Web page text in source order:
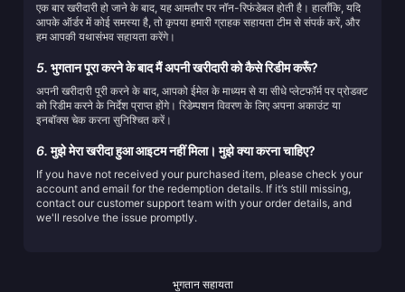
एक बार खरीदारी हो जाने के बाद, यह आमतौर पर नॉन-रिफंडेबल होती है। हालाँकि, यदि
आपके ऑर्डर में कोई समस्या है, तो कृपया हमारी ग्राहक सहायता टीम से संपर्क करें, और
हम आपकी यथासंभव सहायता करेंगे।
5. भुगतान पूरा करने के बाद मैं अपनी खरीदारी को कैसे रिडीम करूँ?
अपनी खरीदारी पूरी करने के बाद, आपको ईमेल के माध्यम से या सीधे प्लेटफॉर्म पर प्रोडक्ट
को रिडीम करने के निर्देश प्राप्त होंगे। रिडेम्पशन विवरण के लिए अपना अकाउंट या
इनबॉक्स चेक करना सुनिश्चित करें।
6.मुझे मेरा खरीदा हुआ आइटम नहीं मिला। मुझे क्या करना चाहिए?
If you have not received your purchased item, please check your
account and email for the redemption details. If it’s still missing,
contact our customer support team with your order details, and
we'll resolve the issue promptly.
भुगतान सहायता